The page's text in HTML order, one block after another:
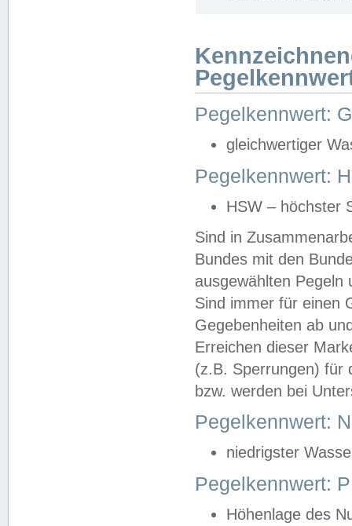
Pegelkennwert:
gleichwertiger
Pegelkennwert:
HSW – höchster
Sind in
Bundes mit den
ausgewählten
Sind immer für einen
Gegebenheiten ab
Erreichen dieser
(z.B. Sperrungen) für
bzw. werden bei
Pegelkennwert:
niedrigster
Pegelkennwert:
Höhenlage des